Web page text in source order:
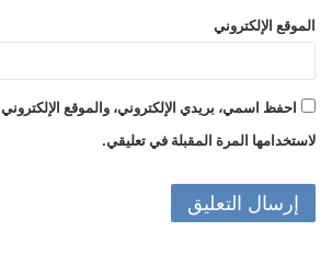
الموقع الإلكتروني
احفظ اسمي، بريدي الإلكتروني، والموقع
لاستخدامها المرة المقبلة في تعليقي.